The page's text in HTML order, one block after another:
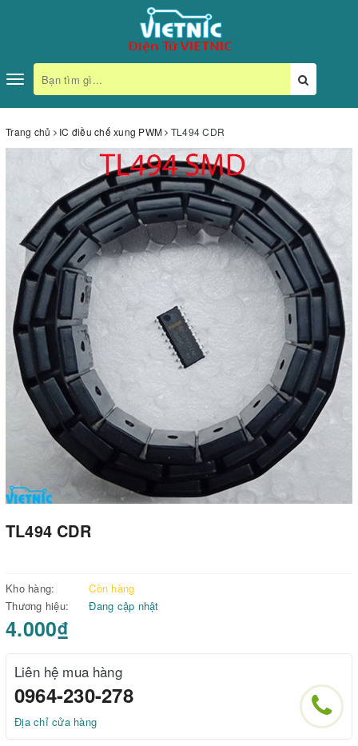
Toggle
navigation
Trang chủ IC điều chế xung PWM TL494 CDR
TL494 CDR
Kho hàng:
Còn hàng
Thương hiệu:
Đang cập nhật
4.000₫
Liên hệ mua hàng
0964-230-278
Địa chỉ cửa hàng